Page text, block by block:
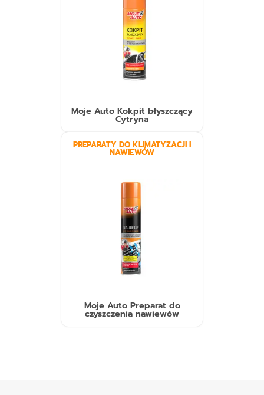
Moje Auto Kokpit błyszczący
Cytryna
PREPARATY DO KLIMATYZACJI I
NAWIEWÓW
Moje Auto Preparat do
czyszczenia nawiewów